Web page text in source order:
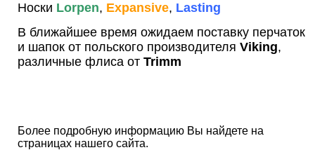
Носки Lorpen, Expansive, Lasting
В ближайшее время ожидаем поставку перчаток
и шапок от польского производителя Viking,
различные флиса от Trimm
Более подробную информацию Вы найдете на
страницах нашего сайта.